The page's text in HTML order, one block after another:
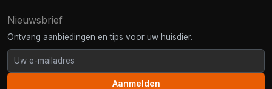
Nieuwsbrief
Ontvang aanbiedingen en tips voor uw huisdier.
Aanmelden